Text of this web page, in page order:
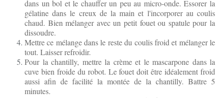
dans un bol et le chauffer un peu au micro-onde. Essorer la
gélatine dans le creux de la main et l'incorporer au coulis
chaud. Bien mélanger avec un petit fouet ou spatule pour la
dissoudre.
Mettre ce mélange dans le reste du coulis froid et mélanger le
tout. Laisser refroidir.
Pour la chantilly, mettre la crème et le mascarpone dans la
cuve bien froide du robot. Le fouet doit être idéalement froid
aussi afin de facilité la montée de la chantilly. Battre 5
minutes.